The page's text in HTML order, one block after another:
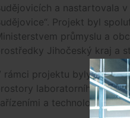
a nastartovala
Projekt byl
průmyslu a
Jihočeský kraj a
rámci projektu byly v
laboratorního,
a technologiemi.